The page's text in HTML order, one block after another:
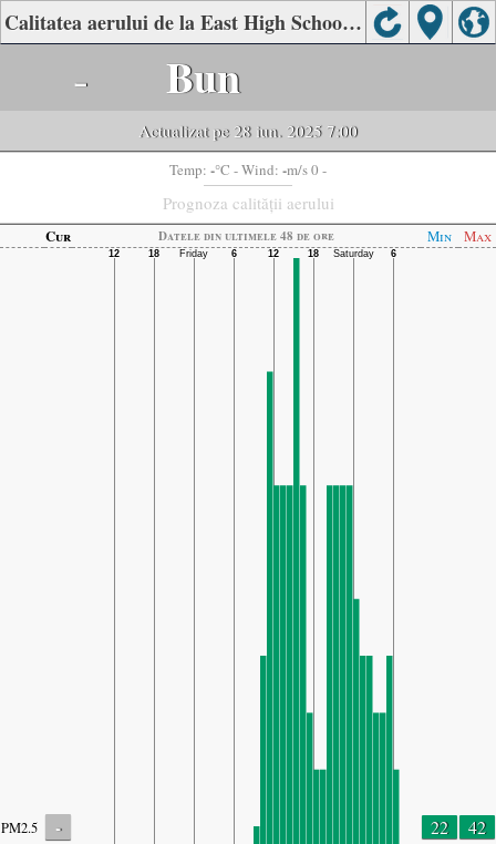
Calitatea aerului de la East High School, Ohio
- Bun
Actualizat pe 28 iun. 2025 7:00
Temp: -°C - Wind: -m/s 0 -
Prognoza calității aerului
Cur Datele din ultimele 48 de ore Min Max
PM2.5 - 22 42